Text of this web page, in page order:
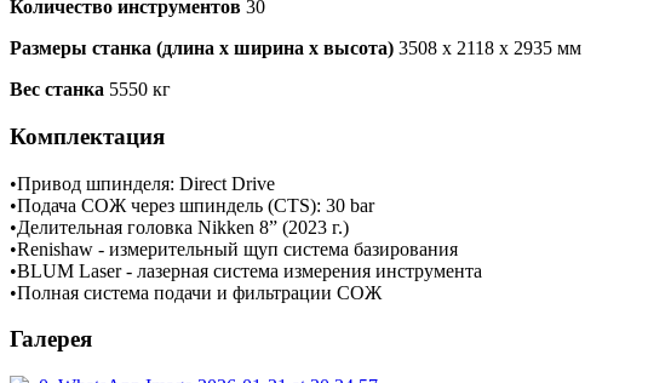
Количество инструментов 30
Размеры станка (длина х ширина х высота) 3508 х 2118 х 2935 мм
Вес станка 5550 кг
Комплектация
•Привод шпинделя: Direct Drive
•Подача СОЖ через шпиндель (CTS): 30 bar
•Делительная головка Nikken 8” (2023 г.)
•Renishaw - измерительный щуп система базирования
•BLUM Laser - лазерная система измерения инструмента
•Полная система подачи и фильтрации СОЖ
Галерея